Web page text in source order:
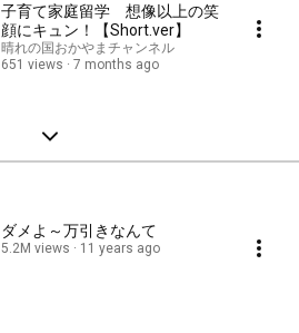
子育て家庭留学 想像以上の笑
顔にキュン！【Short.ver】
晴れの国おかやまチャンネル
651 views
7 months ago
ダメよ～万引きなんて
5.2M views 11 years ago